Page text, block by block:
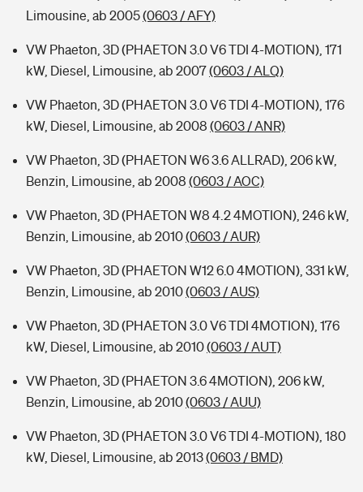
Limousine, ab 2005(0603 / AFY)
VW Phaeton, 3D (PHAETON 3.0 V6 TDI 4-MOTION), 171
kW, Diesel, Limousine, ab 2007(0603 / ALQ)
VW Phaeton, 3D (PHAETON 3.0 V6 TDI 4-MOTION), 176
kW, Diesel, Limousine, ab 2008 (0603 / ANR)
VW Phaeton, 3D (PHAETON W6 3.6 ALLRAD), 206 kW,
Benzin, Limousine, ab 2008 (0603 / AOC)
VW Phaeton, 3D (PHAETON W8 4.2 4MOTION), 246 kW,
Benzin, Limousine, ab 2010(0603 / AUR)
VW Phaeton, 3D (PHAETON W12 6.0 4MOTION), 331 kW,
Benzin, Limousine, ab 2010(0603 / AUS)
VW Phaeton, 3D (PHAETON 3.0 V6 TDI 4MOTION), 176
kW, Diesel, Limousine, ab 2010(0603 / AUT)
VW Phaeton, 3D (PHAETON 3.6 4MOTION), 206 kW,
Benzin, Limousine, ab 2010(0603 / AUU)
VW Phaeton, 3D (PHAETON 3.0 V6 TDI 4-MOTION), 180
kW, Diesel, Limousine, ab 2013(0603 / BMD)